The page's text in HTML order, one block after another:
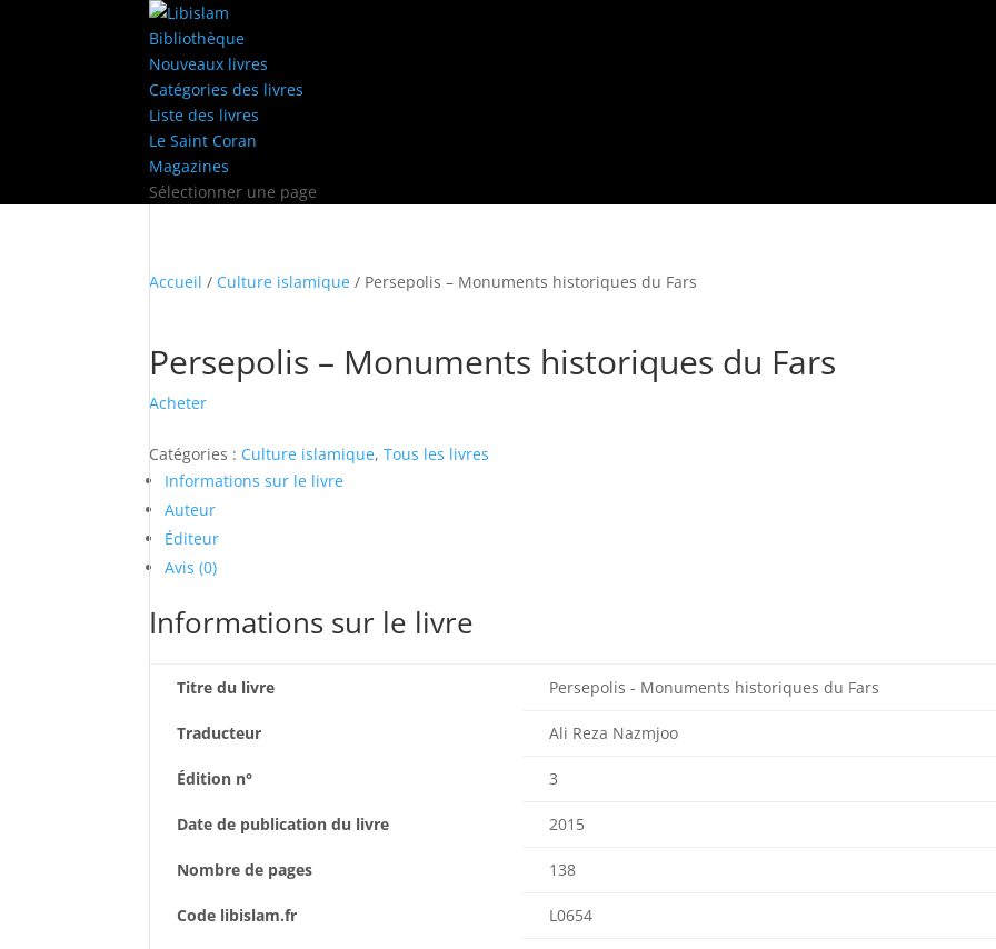
Bibliothèque
Nouveaux livres
Catégories des livres
Liste des livres
Le Saint Coran
Magazines
Sélectionner une page
Accueil / Culture islamique / Persepolis – Monuments historiques du Fars
Persepolis – Monuments historiques du Fars
Acheter
Catégories : Culture islamique,Tous les livres
Informations sur le livre
Auteur
Éditeur
Avis (0)
Informations sur le livre
Titre du livre Persepolis - Monuments historiques du Fars
Traducteur Ali Reza Nazmjoo
Édition n° 3
Date de publication du livre 2015
Nombre de pages 138
Code libislam.fr L0654